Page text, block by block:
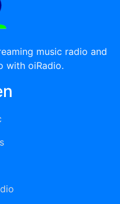
music radio and
with oiRadio.